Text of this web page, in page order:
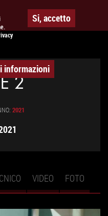
Si, accetto
informazioni
2
2021
VIDEO FOTO